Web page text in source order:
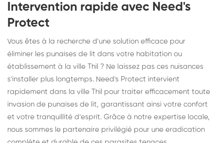
Intervention rapide avec Need's
Protect
Vous êtes à la recherche d'une solution efficace pour
éliminer les punaises de lit dans votre habitation ou
établissement à la ville Thil ? Ne laissez pas ces nuisances
s'installer plus longtemps. Need's Protect intervient
rapidement dans la ville Thil pour traiter efficacement toute
invasion de punaises de lit, garantissant ainsi votre confort
et votre tranquillité d’esprit. Grâce à notre expertise locale,
nous sommes le partenaire privilégié pour une eradication